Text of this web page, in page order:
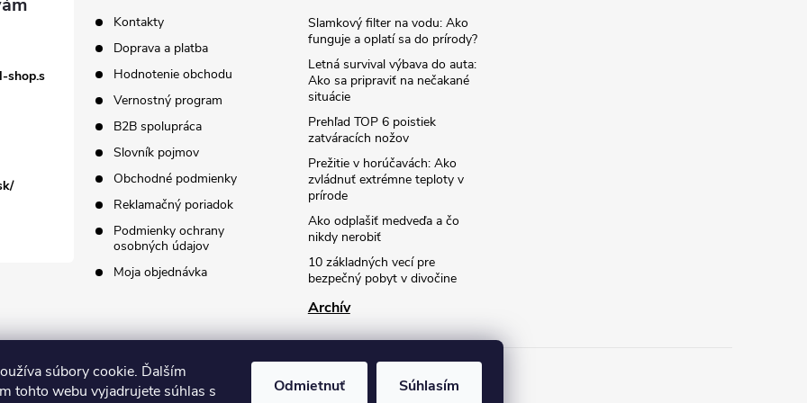
súbory cookie. Ďalším
tohto webu vyjadrujete súhlas s
Odmietnuť Súhlasím
shop.s
Kontakty
Doprava a platba
Hodnotenie obchodu
Vernostný program
B2B spolupráca
Slovník pojmov
Obchodné podmienky
Reklamačný poriadok
Podmienky ochrany
osobných údajov
Moja objednávka
Slamkový filter na vodu: Ako
funguje a oplatí sa do prírody?
Letná survival výbava do auta:
Ako sa pripraviť na nečakané
situácie
Prehľad TOP 6 poistiek
zatváracích nožov
Prežitie v horúčavách: Ako
zvládnuť extrémne teploty v
prírode
Ako odplašiť medveďa a čo
nikdy nerobiť
10 základných vecí pre
bezpečný pobyt v divočine
Archív